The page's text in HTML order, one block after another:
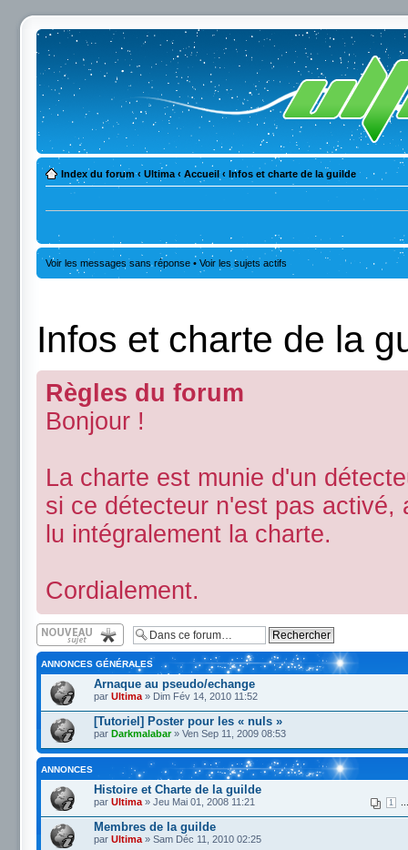
Index du forum ‹ Ultima ‹ Accueil ‹ Infos et charte de la guilde
Voir les messages sans réponse • Voir les sujets actifs
Infos et charte de la
Règles du forum
Bonjour !
La charte est munie d'un
si ce détecteur n'est pas activé,
lu intégralement la charte.
Cordialement.
Écrire un nouveau
sujet
ANNONCES GÉNÉRALES
Arnaque au pseudo/echange
par Ultima » Dim Fév 14, 2010 11:52
[Tutoriel] Poster pour les « nuls »
par Darkmalabar» Ven Sep 11, 2009 08:53
ANNONCES
Histoire et Charte de la guilde
1
par Ultima » Jeu Mai 01, 2008 11:21
Membres de la guilde
par Ultima » Sam Déc 11, 2010 02:25